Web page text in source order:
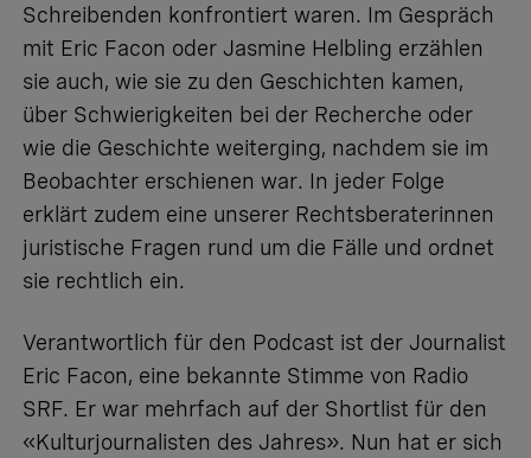
Schreibenden konfrontiert waren. Im Gespräch
mit Eric Facon oder Jasmine Helbling erzählen
sie auch, wie sie zu den Geschichten kamen,
über Schwierigkeiten bei der Recherche oder
wie die Geschichte weiterging, nachdem sie im
Beobachter erschienen war. In jeder Folge
erklärt zudem eine unserer Rechtsberaterinnen
juristische Fragen rund um die Fälle und ordnet
sie rechtlich ein.
Verantwortlich für den Podcast ist der Journalist
Eric Facon, eine bekannte Stimme von Radio
SRF. Er war mehrfach auf der Shortlist für den
«Kulturjournalisten des Jahres». Nun hat er sich